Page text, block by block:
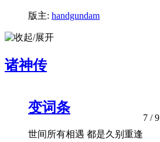
版主: handgundam
诸神传
变词条
世间所有相遇 都是久别重逢
7 / 9